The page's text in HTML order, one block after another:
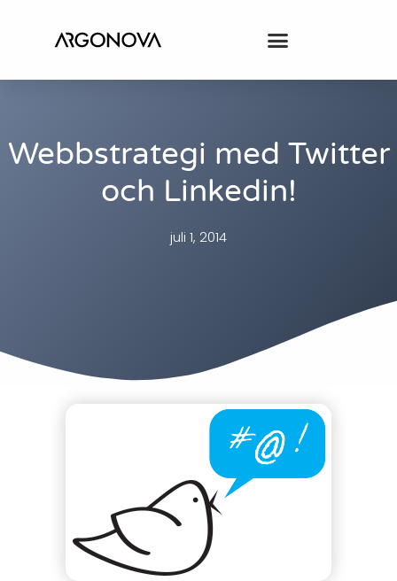
Webbstrategi med Twitter
och Linkedin!
juli 1, 2014